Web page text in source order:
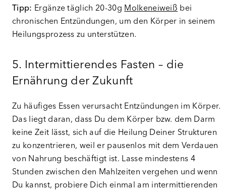
Tipp: Ergänze täglich 20-30g Molkeneiweiß bei
chronischen Entzündungen, um den Körper in seinem
Heilungsprozess zu unterstützen.
5. Intermittierendes Fasten – die
Ernährung der Zukunft
Zu häufiges Essen verursacht Entzündungen im Körper.
Das liegt daran, dass Du dem Körper bzw. dem Darm
keine Zeit lässt, sich auf die Heilung Deiner Strukturen
zu konzentrieren, weil er pausenlos mit dem Verdauen
von Nahrung beschäftigt ist. Lasse mindestens 4
Stunden zwischen den Mahlzeiten vergehen und wenn
Du kannst, probiere Dich einmal am intermittierenden